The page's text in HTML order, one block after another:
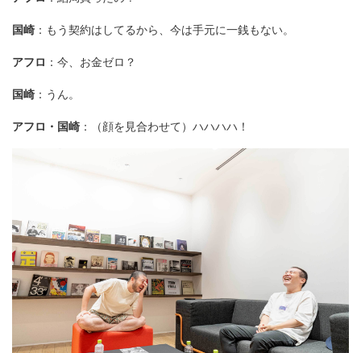
国崎 ：もう契約はしてるから、今は手元に一銭もない。
アフロ ：今、お金ゼロ？
国崎 ：うん。
アフロ・国崎 ：（顔を見合わせて）ハハハハ！